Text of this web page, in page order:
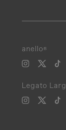
anello®
Legato